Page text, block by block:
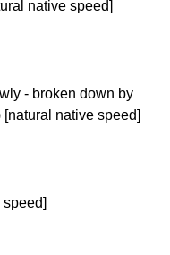
native speed]
- broken down by
native speed]